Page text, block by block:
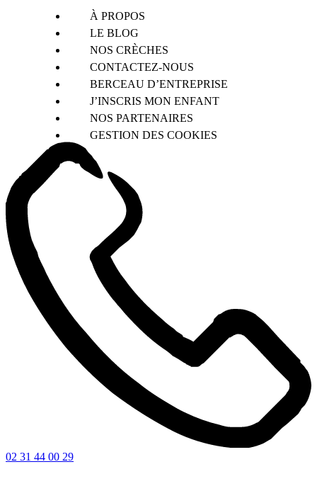
À PROPOS
LE BLOG
NOS CRÈCHES
CONTACTEZ-NOUS
BERCEAU D’ENTREPRISE
J’INSCRIS MON ENFANT
NOS PARTENAIRES
GESTION DES COOKIES
02 31 44 00 29